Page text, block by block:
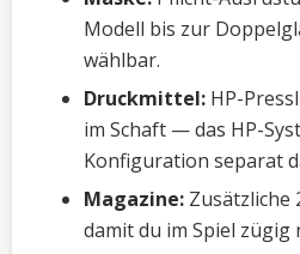
Modell bis zur
wählbar.
Druckmittel: HP-
im Schaft — das HP-
Konfiguration separat
Magazine: Zusätzliche
damit du im Spiel zügig